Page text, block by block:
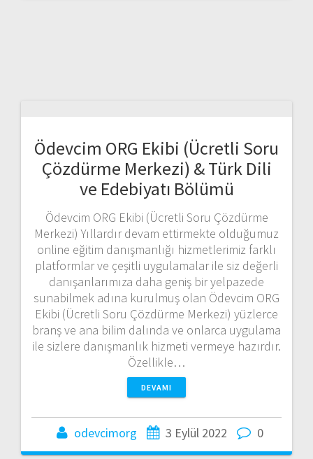
Ödevcim ORG Ekibi (Ücretli Soru
Çözdürme Merkezi) & Türk Dili
ve Edebiyatı Bölümü
Ödevcim ORG Ekibi (Ücretli Soru Çözdürme
Merkezi) Yıllardır devam ettirmekte olduğumuz
online eğitim danışmanlığı hizmetlerimiz farklı
platformlar ve çeşitli uygulamalar ile siz değerli
danışanlarımıza daha geniş bir yelpazede
sunabilmek adına kurulmuş olan Ödevcim ORG
Ekibi (Ücretli Soru Çözdürme Merkezi) yüzlerce
branş ve ana bilim dalında ve onlarca uygulama
ile sizlere danışmanlık hizmeti vermeye hazırdır.
Özellikle…
DEVAMI
odevcimorg 3 Eylül 2022 0